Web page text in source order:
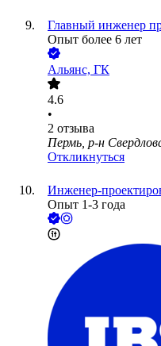
Главный инженер
Опыт более 6 лет
Альянс, ГК
4.6
•
2 отзыва
Пермь, р-н
Откликнуться
Инженер-
Опыт 1-3 года